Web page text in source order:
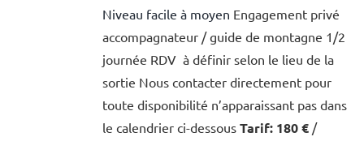
Niveau facile à moyen Engagement privé
accompagnateur / guide de montagne 1/2
journée RDV à définir selon le lieu de la
sortie Nous contacter directement pour
toute disponibilité n’apparaissant pas dans
le calendrier ci-dessous Tarif: 180 €/